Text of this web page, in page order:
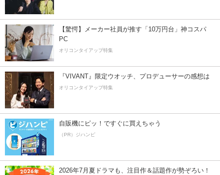
【驚愕】メーカー社員が推す「10万円台」神コスパ
PC
オリコンタイアップ特集
『VIVANT』限定ウオッチ、プロデューサーの感想は
オリコンタイアップ特集
自販機にピッ！ですぐに買えちゃう
（PR）ジハンピ
2026年7月夏ドラマも、注目作＆話題作が勢ぞろい！